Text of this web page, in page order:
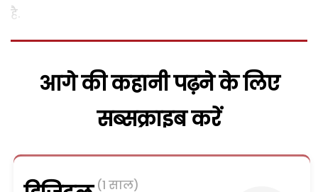
है.
आगे की कहानी पढ़ने के लिए
सब्सक्राइब करें
(1 साल)